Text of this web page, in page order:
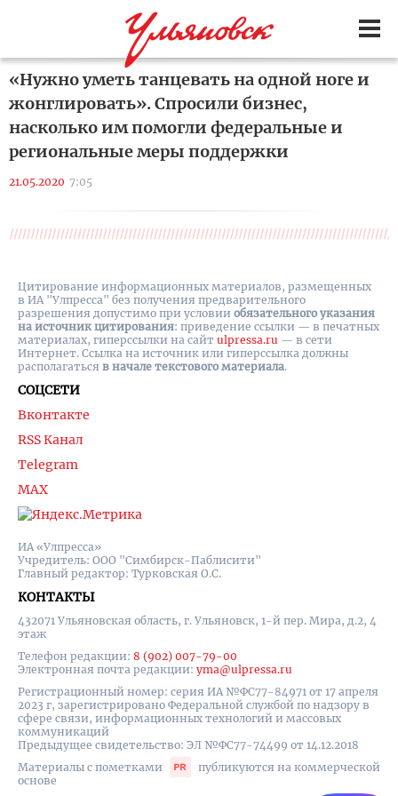
«Нужно уметь танцевать на одной ноге и
жонглировать». Спросили бизнес,
насколько им помогли федеральные и
региональные меры поддержки
21.05.2020 7:05
ИА «Улпресса»
Учредитель: ООО "Симбирск-Паблисити"
Главный редактор: Турковская О.С.
КОНТАКТЫ
432071 Ульяновская область, г. Ульяновск, 1-й пер. Мира, д.2, 4
этаж
Телефон редакции: 8 (902) 007-79-00
Электронная почта редакции: yma@ulpressa.ru
Регистрационный номер: серия ИА №ФС77-84971 от 17 апреля
2023 г, зарегистрировано Федеральной службой по надзору в
сфере связи, информационных технологий и массовых
коммуникаций
Предыдущее свидетельство: ЭЛ №ФС77-74499 от 14.12.2018
Материалы с пометками
публикуются на коммерческой
основе
СОЦСЕТИ
Вконтакте
RSS Канал
Telegram
MAX
Цитирование информационных материалов, размещенных
в ИА "Улпресса" без получения предварительного
разрешения допустимо при условии обязательного указания
на источник цитирования: приведение ссылки — в печатных
материалах, гиперссылки на cайт ulpressa.ru — в сети
Интернет. Ссылка на источник или гиперссылка должны
располагаться в начале текстового материала.